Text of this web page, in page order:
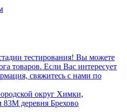
тестирования! Вы можете
товаров. Если Вас интересует
свяжитесь с нами по
округ Химки,
деревня Брехово